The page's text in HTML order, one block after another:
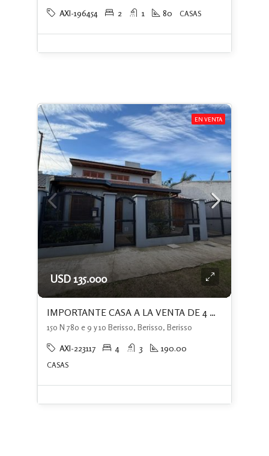
AXI-196454 2 1 80 CASAS
EN VENTA
USD 135.000
IMPORTANTE CASA A LA VENTA DE 4 DORMITORIOS+PATIO CON PISCINA+ QUINCHO
150 N 780 e 9 y 10 Berisso, Berisso, Berisso
AXI-223117 4 3 190.00
CASAS